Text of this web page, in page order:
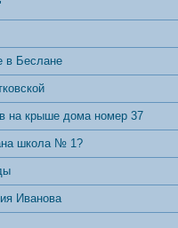
Беслане
на крыше дома номер 37
школа № 1?
Иванова